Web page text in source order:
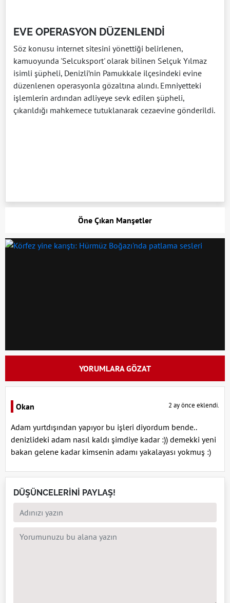
EVE OPERASYON DÜZENLENDİ
Söz konusu internet sitesini yönettiği belirlenen,
kamuoyunda 'Selcuksport' olarak bilinen Selçuk Yılmaz
isimli şüpheli, Denizli’nin Pamukkale ilçesindeki evine
düzenlenen operasyonla gözaltına alındı. Emniyetteki
işlemlerin ardından adliyeye sevk edilen şüpheli,
çıkarıldığı mahkemece tutuklanarak cezaevine gönderildi.
Öne Çıkan Manşetler
YORUMLARA GÖZAT
Okan 2 ay önce eklendi.
Adam yurtdışından yapıyor bu işleri diyordum bende..
denizlideki adam nasıl kaldı şimdiye kadar :)) demekki yeni
bakan gelene kadar kimsenin adamı yakalayası yokmuş :)
DÜŞÜNCELERİNİ PAYLAŞ!